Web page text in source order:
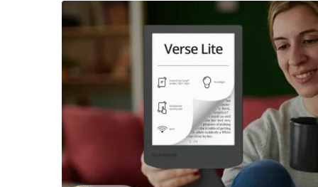
Tag:
verse
lite